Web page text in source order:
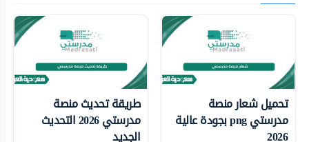
تحميل شعار منصة
مدرستي png بجودة عالية
2026
طريقة تحديث منصة
مدرستي 2026 التحديث
الجديد